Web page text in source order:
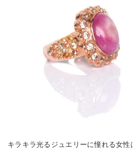
キラキラ光るジュエリーに憧れる女性